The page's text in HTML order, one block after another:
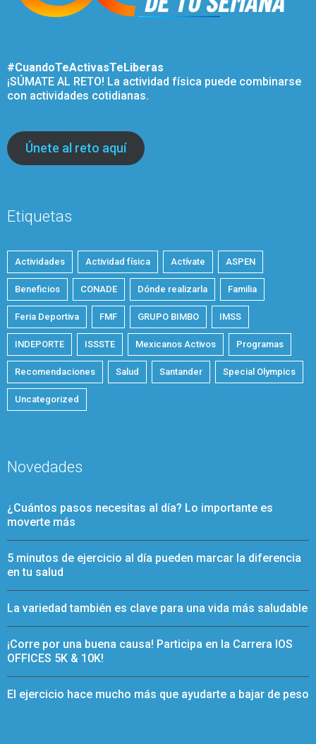
#CuandoTeActivasTeLiberas
¡SÚMATE AL RETO! La actividad física puede combinarse
con actividades cotidianas.
Únete al reto aquí
Etiquetas
Actividades Actividad física Actívate ASPEN
Beneficios CONADE Dónde realizarla Familia
Feria Deportiva FMF GRUPO BIMBO IMSS
INDEPORTE ISSSTE Mexicanos Activos Programas
Recomendaciones Salud Santander Special Olympics
Uncategorized
Novedades
¿Cuántos pasos necesitas al día? Lo importante es
moverte más
5 minutos de ejercicio al día pueden marcar la diferencia
en tu salud
La variedad también es clave para una vida más saludable
¡Corre por una buena causa! Participa en la Carrera IOS
OFFICES 5K & 10K!
El ejercicio hace mucho más que ayudarte a bajar de peso